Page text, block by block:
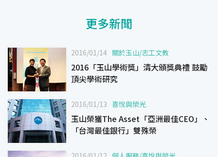
更多新聞
2016/01/14 關於玉山/志工文教
2016「玉山學術獎」清大頒獎典禮 鼓勵
頂尖學術研究
2016/01/13 喜悅與榮光
玉山榮獲The Asset「亞洲最佳CEO」、
「台灣最佳銀行」雙殊榮